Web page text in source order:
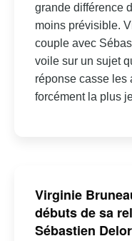
grande différence
moins prévisible.
couple avec
voile sur un sujet
réponse casse les
forcément la plus
Virginie
débuts de sa
Sébastien